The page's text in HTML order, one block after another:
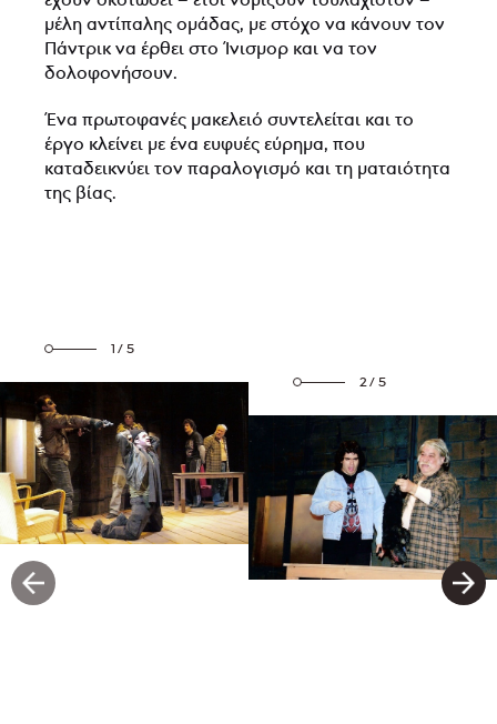
μέλη αντίπαλης ομάδας, με στόχο να κάνουν τον
Πάντρικ να έρθει στο Ίνισμορ και να τον
δολοφονήσουν.
Ένα πρωτοφανές μακελειό συντελείται και το
έργο κλείνει με ένα ευφυές εύρημα, που
καταδεικνύει τον παραλογισμό και τη ματαιότητα
της βίας.
1/5
2/5